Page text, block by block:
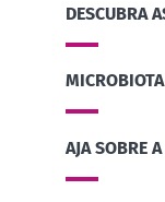
DESCUBRA
AJA SOBRE